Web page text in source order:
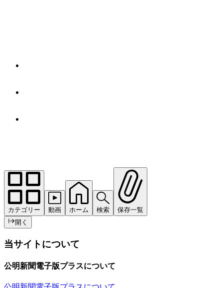
カテゴリー 動画 ホーム 検索
保存一覧
開く
当サイトについて
公明新聞電子版プラスについて